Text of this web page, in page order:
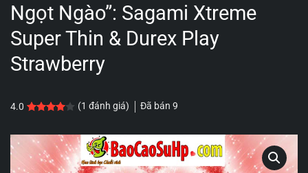
Ngọt Ngào”: Sagami Xtreme
Super Thin & Durex Play
Strawberry
4.0 4.0 trên 5 dựa trên
1 đánh giá
(1 đánh giá) Đã bán 9